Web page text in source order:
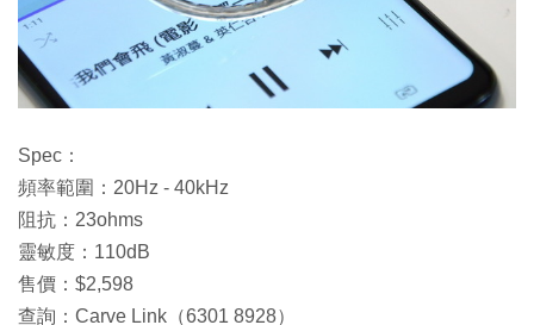
Spec：
頻率範圍：20Hz - 40kHz
阻抗：23ohms
靈敏度：110dB
售價：$2,598
查詢：Carve Link（6301 8928）